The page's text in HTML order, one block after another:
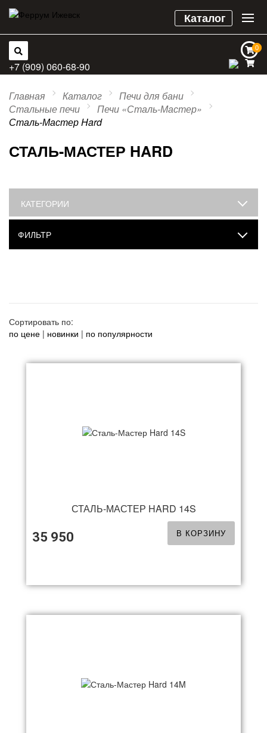
Каталог
0
0
+7 (909) 060-68-90
Главная Каталог
Печи для бани
Стальные печи
Печи «Сталь-Мастер»
Сталь-Мастер Hard
СТАЛЬ-МАСТЕР HARD
КАТЕГОРИИ
ФИЛЬТР
Сортировать по:
по цене | новинки | по популярности
СТАЛЬ-МАСТЕР HARD 14S
35 950 В КОРЗИНУ